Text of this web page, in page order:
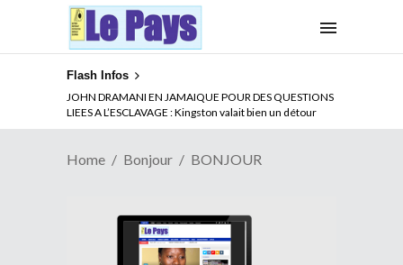
Flash Infos
JOHN DRAMANI EN JAMAIQUE POUR DES QUESTIONS
LIEES A L’ESCLAVAGE : Kingston valait bien un détour
Home Bonjour BONJOUR